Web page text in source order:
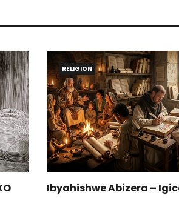
RELIGION
Ibyahishwe Abizera –